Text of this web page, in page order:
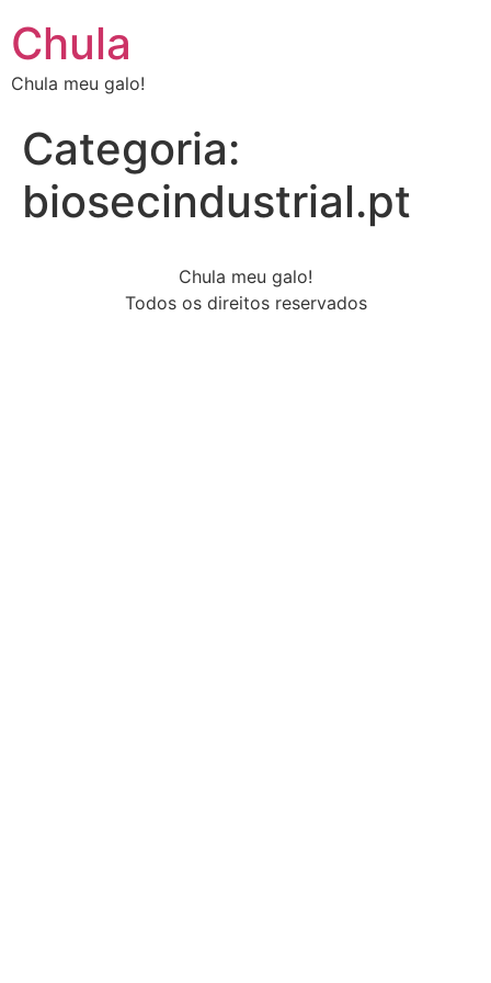
Chula
Chula meu galo!
Categoria:
biosecindustrial.pt
Chula meu galo!
Todos os direitos reservados